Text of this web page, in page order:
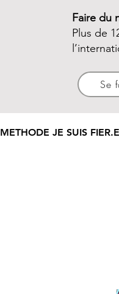
Faire du
Plus de
Se
METHODE JE SUIS